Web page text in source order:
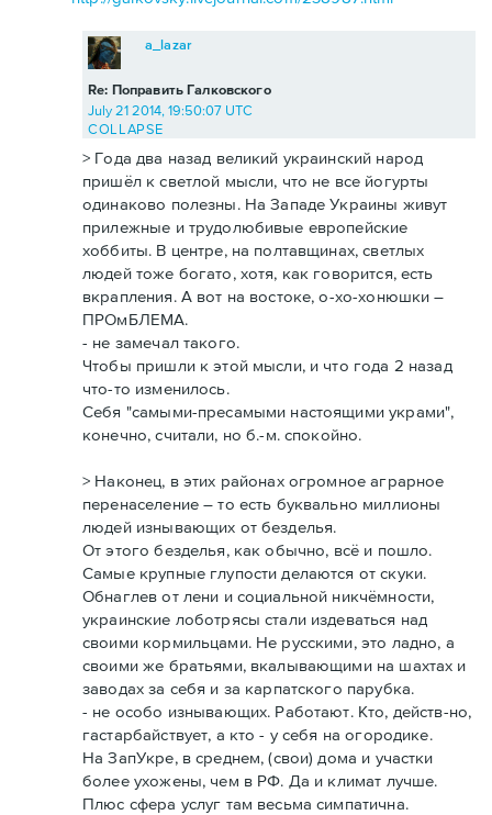
Re: Поправить Галковского
a_lazar
July 21 2014, 19:50:07 UTC
COLLAPSE
> Года два назад великий украинский народ
пришёл к светлой мысли, что не все йогурты
одинаково полезны. На Западе Украины живут
прилежные и трудолюбивые европейские
хоббиты. В центре, на полтавщинах, светлых
людей тоже богато, хотя, как говорится, есть
вкрапления. А вот на востоке, о-хо-хонюшки –
ПРОмБЛЕМА.
- не замечал такого.
Чтобы пришли к этой мысли, и что года 2 назад
что-то изменилось.
Себя "самыми-пресамыми настоящими украми",
конечно, считали, но б.-м. спокойно.
> Наконец, в этих районах огромное аграрное
перенаселение – то есть буквально миллионы
людей изнывающих от безделья.
От этого безделья, как обычно, всё и пошло.
Самые крупные глупости делаются от скуки.
Обнаглев от лени и социальной никчёмности,
украинские лоботрясы стали издеваться над
своими кормильцами. Не русскими, это ладно, а
своими же братьями, вкалывающими на шахтах и
заводах за себя и за карпатского парубка.
- не особо изнывающих. Работают. Кто, действ-но,
гастарбайствует, а кто - у себя на огородике.
На ЗапУкре, в среднем, (свои) дома и участки
более ухожены, чем в РФ. Да и климат лучше.
Плюс сфера услуг там весьма симпатична.